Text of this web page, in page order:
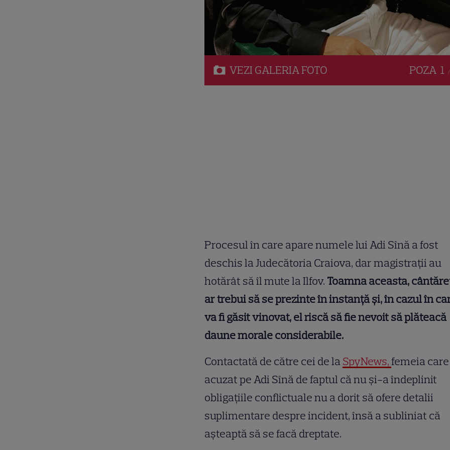
VEZI GALERIAFOTO POZA 1
Procesul în care apare numele lui Adi Sînă a fost
deschis la Judecătoria Craiova, dar magistrații au
hotărât să îl mute la Ilfov. Toamna aceasta,
ar trebui să se prezinte în instanță și, în cazul în
va fi găsit vinovat, el riscă să fie nevoit să plăteacă
daune morale considerabile.
Contactată de către cei de laSpyNews,femeia
acuzat pe Adi Sînă de faptul că nu și-a îndeplinit
obligațiile conflictuale nu a dorit să ofere detalii
suplimentare despre incident, însă a subliniat că
așteaptă să se facă dreptate.